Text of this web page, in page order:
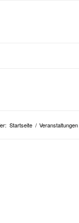
Startseite / Veranstaltungen